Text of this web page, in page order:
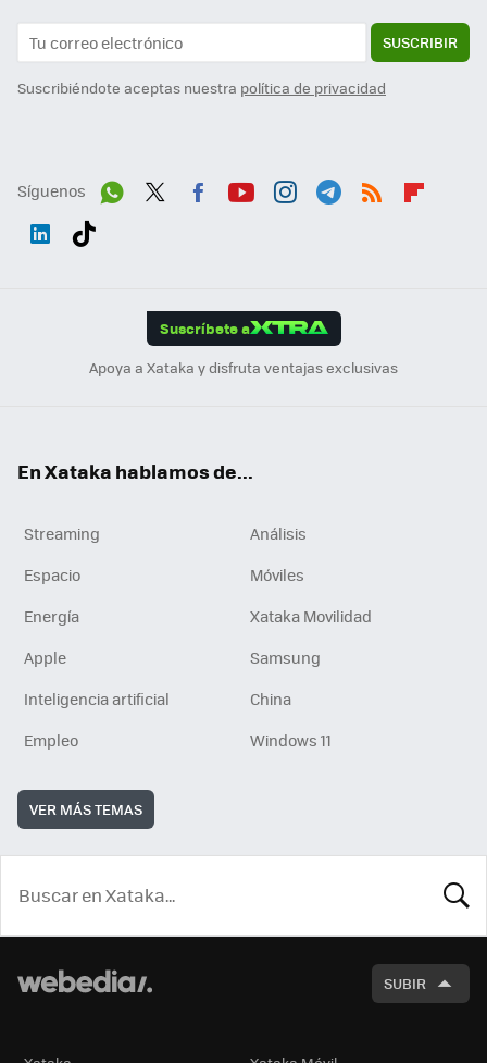
SUSCRIBIR
Suscribiéndote aceptas nuestra política de privacidad
Síguenos
Suscríbete a
Apoya a Xataka y disfruta ventajas exclusivas
En Xataka hablamos de...
Streaming
Análisis
Espacio
Móviles
Energía
Xataka Movilidad
Apple
Samsung
Inteligencia artificial
China
Empleo
Windows 11
VER MÁS TEMAS
SUBIR